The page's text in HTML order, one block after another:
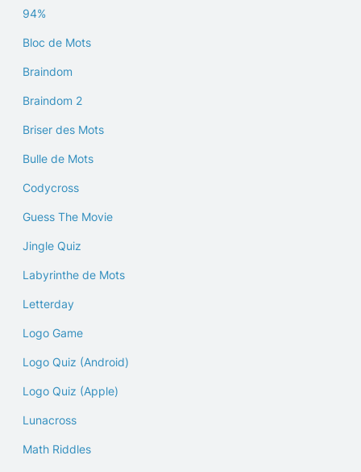
94%
Bloc de Mots
Braindom
Braindom 2
Briser des Mots
Bulle de Mots
Codycross
Guess The Movie
Jingle Quiz
Labyrinthe de Mots
Letterday
Logo Game
Logo Quiz (Android)
Logo Quiz (Apple)
Lunacross
Math Riddles